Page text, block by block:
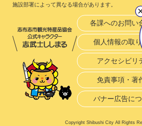
施設部署によって異なる場合があります。
各課へのお問い
個人情報の取
アクセシビリ
免責事項・著
バナー広告に
Copyright Shibushi City All Rights